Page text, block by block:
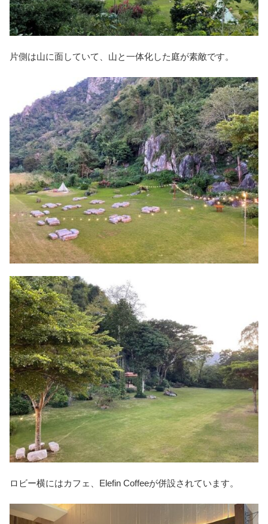
片側は山に面していて、山と一体化した庭が素敵です。
ロビー横にはカフェ、Elefin Coffeeが併設されています。